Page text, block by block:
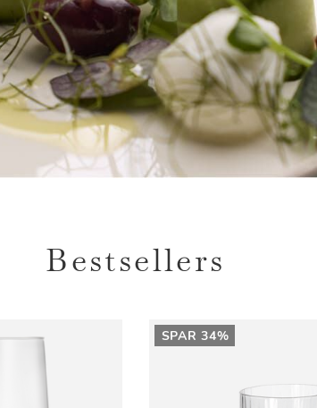
Bestsellers
SPAR 34%